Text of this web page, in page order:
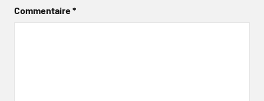
Commentaire*